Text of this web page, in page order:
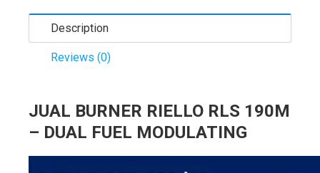
Description
Reviews (0)
JUAL BURNER RIELLO RLS 190M
– DUAL FUEL MODULATING